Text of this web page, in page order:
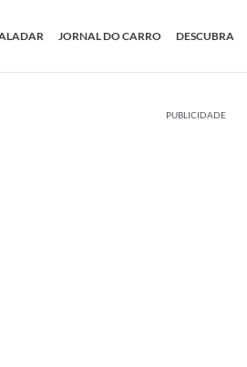
JORNAL DO CARRO DESCUBRA
PUBLICIDADE